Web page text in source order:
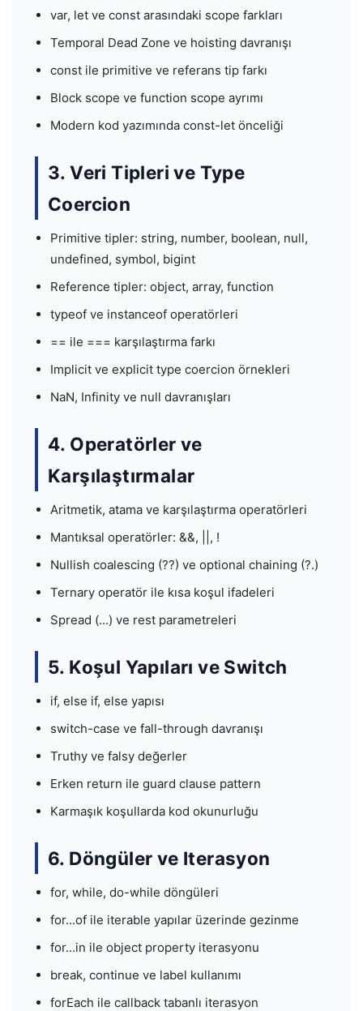
var, let ve const arasındaki scope farkları
Temporal Dead Zone ve hoisting davranışı
const ile primitive ve referans tip farkı
Block scope ve function scope ayrımı
Modern kod yazımında const-let önceliği
3. Veri Tipleri ve Type
Coercion
Primitive tipler: string, number, boolean, null,
undefined, symbol, bigint
Reference tipler: object, array, function
typeof ve instanceof operatörleri
== ile === karşılaştırma farkı
Implicit ve explicit type coercion örnekleri
NaN, Infinity ve null davranışları
4. Operatörler ve
Karşılaştırmalar
Aritmetik, atama ve karşılaştırma operatörleri
Mantıksal operatörler: &&, ||, !
Nullish coalescing (??) ve optional chaining (?.)
Ternary operatör ile kısa koşul ifadeleri
Spread (...) ve rest parametreleri
5. Koşul Yapıları ve Switch
if, else if, else yapısı
switch-case ve fall-through davranışı
Truthy ve falsy değerler
Erken return ile guard clause pattern
Karmaşık koşullarda kod okunurluğu
6. Döngüler ve Iterasyon
for, while, do-while döngüleri
for...of ile iterable yapılar üzerinde gezinme
for...in ile object property iterasyonu
break, continue ve label kullanımı
forEach ile callback tabanlı iterasyon